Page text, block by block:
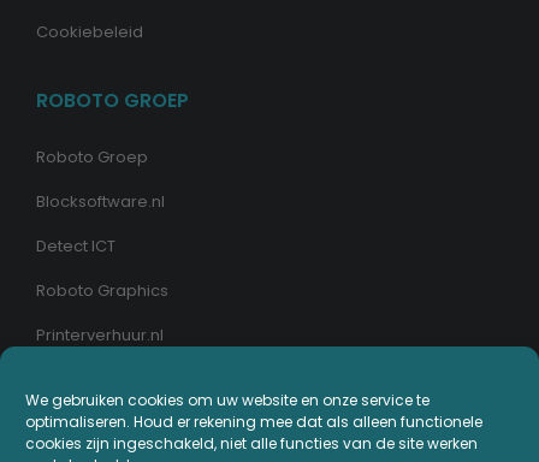
We gebruiken cookies om uw website en onze service te
optimaliseren. Houd er rekening mee dat als alleen functionele
cookies zijn ingeschakeld, niet alle functies van de site werken
Cookiebeleid
ROBOTO GROEP
Roboto Groep
Blocksoftware.nl
Detect ICT
Roboto Graphics
Printerverhuur.nl
MIJN PRINTERPLAZA.NL